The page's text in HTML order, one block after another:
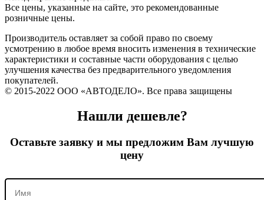
Все цены, указанные на сайте, это рекомендованные
розничные цены.
Производитель оставляет за собой право по своему
усмотрению в любое время вносить изменения в технические
характеристики и составные части оборудования с целью
улучшения качества без предварительного уведомления
покупателей.
© 2015-2022 ООО «АВТОДЕЛО». Все права защищены
Нашли дешевле?
Оставьте заявку и мы предложим Вам лучшую
цену